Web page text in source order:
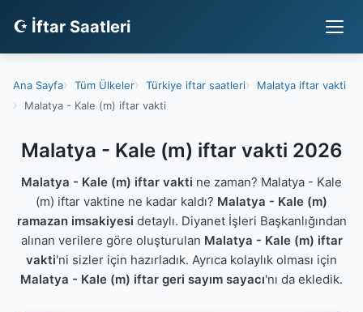
☪ İftar Saatleri
Ana Sayfa Tüm Ülkeler Türkiye iftar saatleri
Malatya iftar vakti
Malatya - Kale (m) iftar vakti
Malatya - Kale (m) iftar vakti 2026
Malatya - Kale (m) iftar vakti ne zaman? Malatya - Kale
(m) iftar vaktine ne kadar kaldı? Malatya - Kale (m)
ramazan imsakiyesi detaylı. Diyanet İşleri Başkanlığından
alınan verilere göre oluşturulan Malatya - Kale (m) iftar
vakti'ni sizler için hazırladık. Ayrıca kolaylık olması için
Malatya - Kale (m) iftar geri sayım sayacı'nı da ekledik.